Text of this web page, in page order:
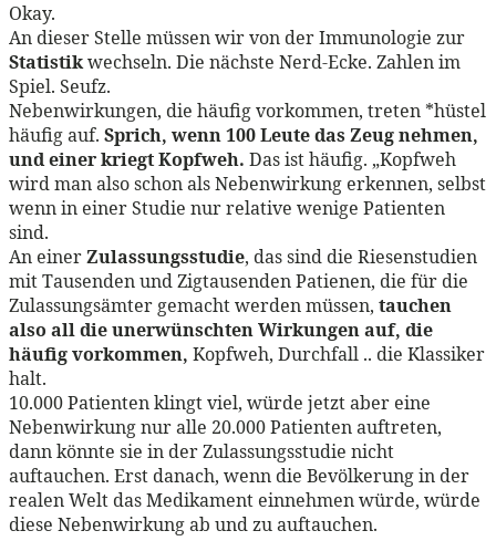
Okay.
An dieser Stelle müssen wir von der Immunologie zur
Statistikwechseln. Die nächste Nerd-Ecke. Zahlen im
Spiel. Seufz.
Nebenwirkungen, die häufig vorkommen, treten *hüstel
häufig auf. Sprich, wenn 100 Leute das Zeug nehmen,
und einer kriegt Kopfweh. Das ist häufig. „Kopfweh
wird man also schon als Nebenwirkung erkennen, selbst
wenn in einer Studie nur relative wenige Patienten
sind.
An einerZulassungsstudie, das sind die Riesenstudien
mit Tausenden und Zigtausenden Patienen, die für die
Zulassungsämter gemacht werden müssen, tauchen
also all die unerwünschten Wirkungen auf, die
häufig vorkommen, Kopfweh, Durchfall .. die Klassiker
halt.
10.000 Patienten klingt viel, würde jetzt aber eine
Nebenwirkung nur alle 20.000 Patienten auftreten,
dann könnte sie in der Zulassungsstudie nicht
auftauchen. Erst danach, wenn die Bevölkerung in der
realen Welt das Medikament einnehmen würde, würde
diese Nebenwirkung ab und zu auftauchen.